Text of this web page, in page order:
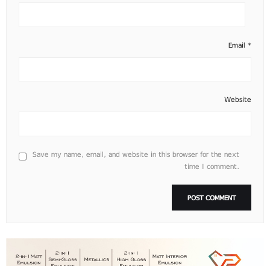
Email *
Website
Save my name, email, and website in this browser for the next
time I comment.